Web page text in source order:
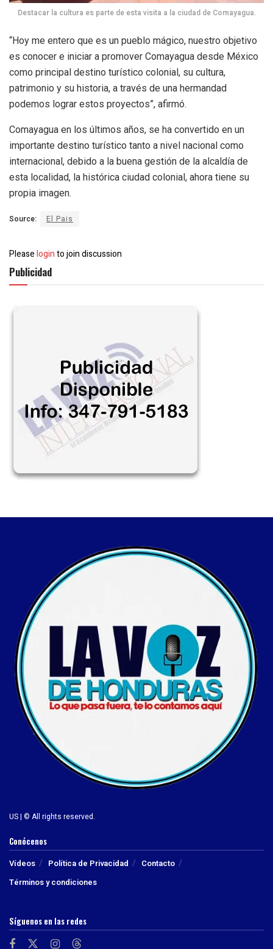
Destacar la cultura es parte de esta visita a la ciudad de Comayagua.
“Hoy me entero que es un pueblo mágico, nuestro objetivo
es conocer e iniciar a promover Comayagua desde México
como principal destino turístico colonial, su cultura,
patrimonio y su historia, a través de una hermandad
podemos lograr estos proyectos”, afirmó.
Comayagua en los últimos años, se ha convertido en un
importante destino turístico tanto a nivel nacional como
internacional, debido a la buena gestión de la alcaldía de
esta localidad, la histórica ciudad colonial, ahora tiene su
propia imagen.
Source: El Pais
Pleaseloginto join discussion
Publicidad
US | © All rights reserved.
Conócenos
Vídeos Política de Privacidad
Contacto
Términos y condiciones
Síguenos en las redes